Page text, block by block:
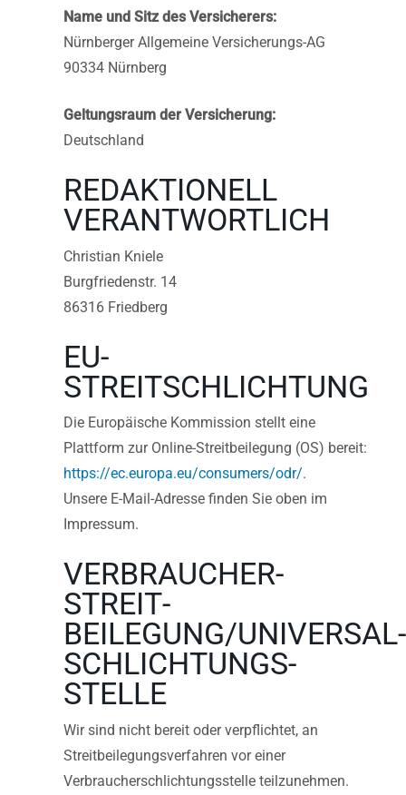
Name und Sitz des Versicherers:
Nürnberger Allgemeine Versicherungs-AG
90334 Nürnberg
Geltungsraum der Versicherung:
Deutschland
REDAKTIONELL
VERANTWORTLICH
Christian Kniele
Burgfriedenstr. 14
86316 Friedberg
EU-
STREITSCHLICHTUNG
Die Europäische Kommission stellt eine
Plattform zur Online-Streitbeilegung (OS) bereit:
https://ec.europa.eu/consumers/odr/.
Unsere E-Mail-Adresse finden Sie oben im
Impressum.
VERBRAUCHER­
STREIT­
BEILEGUNG/UNIVERSAL­
SCHLICHTUNGS­
STELLE
Wir sind nicht bereit oder verpflichtet, an
Streitbeilegungsverfahren vor einer
Verbraucherschlichtungsstelle teilzunehmen.